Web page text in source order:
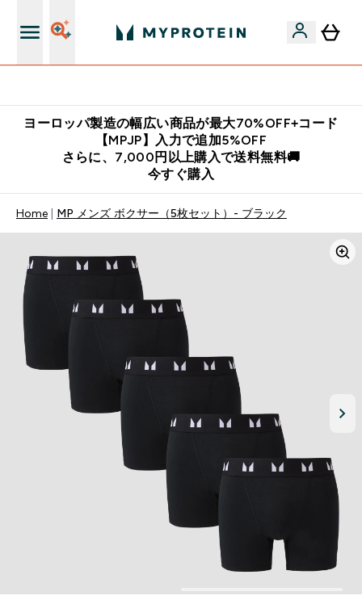
ヨーロッパ製造の幅広い商品が最大70%OFF+コード
【MPJP】入力で追加5%OFF
さらに、7,000円以上購入で送料無料🚚
今すぐ購入
Home MP メンズ ボクサー（5枚セット）- ブラック